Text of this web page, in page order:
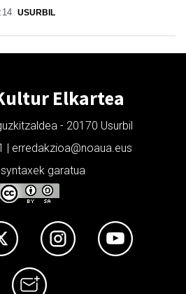
USURBIL
Elkartea
- 20170 Usurbil
| erredakzioa@noaua.eus
garatua